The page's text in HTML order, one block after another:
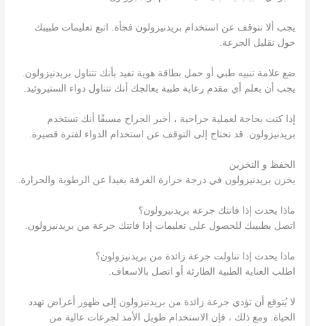
يجب ألا تتوقف عن استخدام بريدنيزولون فجأة. اتبع تعليمات طبيبك
حول تقليل الجرعة.
ضع علامة تنبيه طبي أو حمل بطاقة هوية تفيد بأنك تتناول بريدنيزولون.
يجب أن يعلم أي مقدم رعاية طبية يعالجك أنك تتناول دواء الستيروئيد.
إذا كنت بحاجة لعملية جراحية ، أخبر الجراح مسبقًا أنك تستخدم
بريدنيزولون. قد تحتاج إلى التوقف عن استخدام الدواء لفترة قصيرة.
الحفظ و التخزين
يخزن بريدنيزولون في درجة حرارة الغرفة بعيدا عن الرطوبة والحرارة.
ماذا يحدث إذا فاتتك جرعة بريدنيزولون؟
اتصل بطبيبك للحصول على تعليمات إذا فاتتك جرعة من بريدنيزولون.
ماذا يحدث إذا تناولت جرعة زائدة من بريدنيزولون؟
اطلب العناية الطبية الطارئة أو اتصل بالاسعاف.
لا يُتوقع أن تؤدي جرعة زائدة من بريدنيزولون إلى ظهور أعراض تهدد
الحياة. ومع ذلك ، فإن الاستخدام طويل الأمد لجرعات عالية من